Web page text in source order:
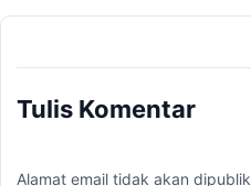
Tulis Komentar